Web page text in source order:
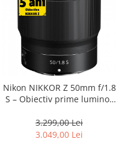
Nikon NIKKOR Z 50mm f/1.8
S – Obiectiv prime luminos
creativă, obiectiv Mirrorless
3.299,00 Lei
3.049,00 Lei